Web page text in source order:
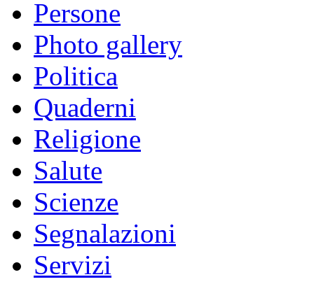
Persone
Photo gallery
Politica
Quaderni
Religione
Salute
Scienze
Segnalazioni
Servizi